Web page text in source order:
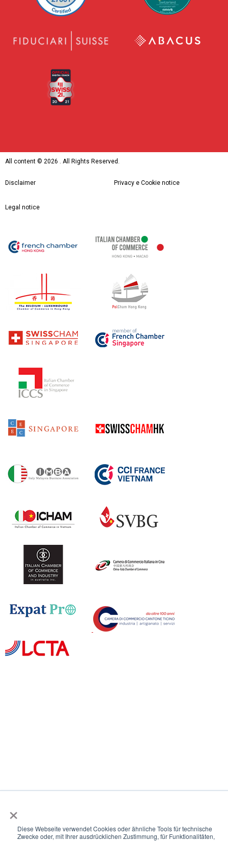
×
Diese Webseite verwendet Cookies oder ähnliche Tools für technische
Zwecke oder, mit Ihrer ausdrücklichen Zustimmung, für Funktionalitäten,
All content © 2026 . All Rights Reserved.
Disclaimer Privacy e Cookie notice
Legal notice